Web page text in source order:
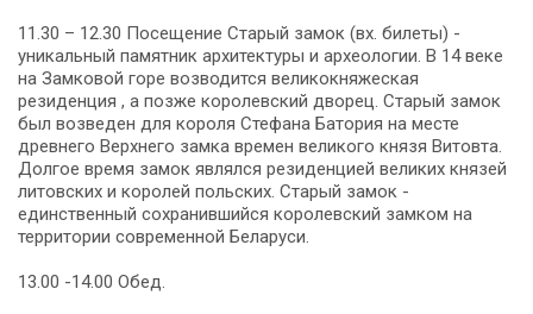
11.30 – 12.30 Посещение Старый замок (вх. билеты) -
уникальный памятник архитектуры и археологии. В 14 веке
на Замковой горе возводится великокняжеская
резиденция , а позже королевский дворец. Старый замок
был возведен для короля Стефана Батория на месте
древнего Верхнего замка времен великого князя Витовта.
Долгое время замок являлся резиденцией великих князей
литовских и королей польских. Старый замок -
единственный сохранившийся королевский замком на
территории современной Беларуси.
13.00 -14.00 Обед.